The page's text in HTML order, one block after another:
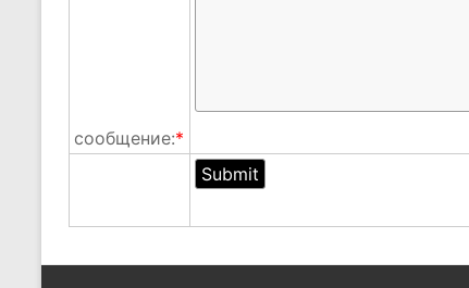
сообщение:*